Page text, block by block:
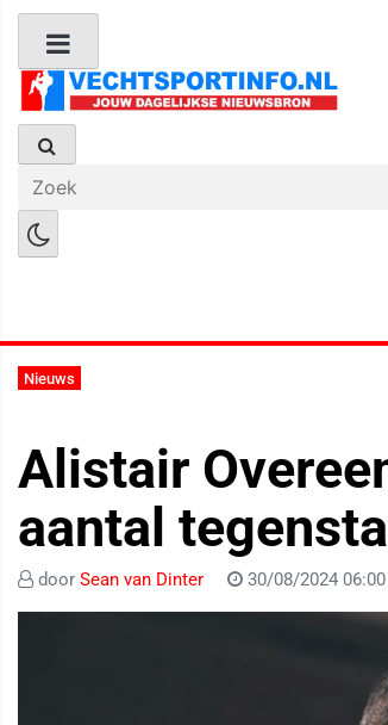
Nieuws
Alistair
aantal
door Sean van Dinter 30/08/2024 06:00